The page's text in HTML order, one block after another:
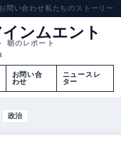
お問い合わせ私たちのストーリー
ンムエント
朝のレポート
お問い合
わせ
ニュースレ
ター
政治